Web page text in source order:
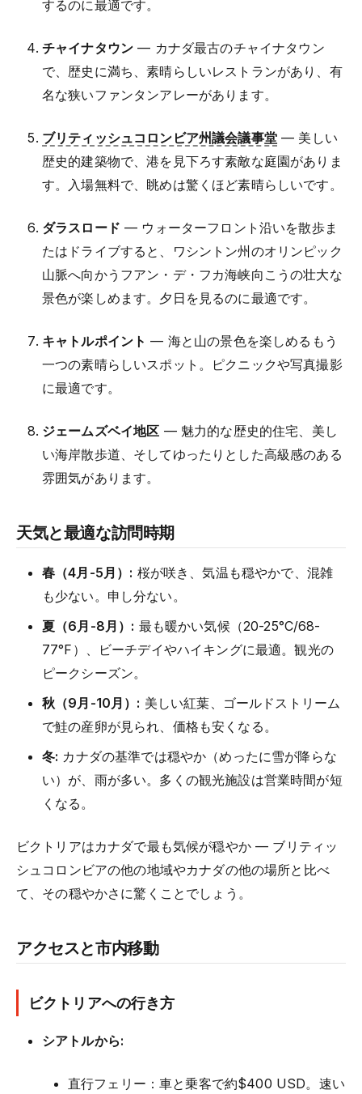
するのに最適です。
チャイナタウン — カナダ最古のチャイナタウン
で、歴史に満ち、素晴らしいレストランがあり、有
名な狭いファンタンアレーがあります。
ブリティッシュコロンビア州議会議事堂— 美しい
歴史的建築物で、港を見下ろす素敵な庭園がありま
す。入場無料で、眺めは驚くほど素晴らしいです。
ダラスロード — ウォーターフロント沿いを散歩ま
たはドライブすると、ワシントン州のオリンピック
山脈へ向かうフアン・デ・フカ海峡向こうの壮大な
景色が楽しめます。夕日を見るのに最適です。
キャトルポイント — 海と山の景色を楽しめるもう
一つの素晴らしいスポット。ピクニックや写真撮影
に最適です。
ジェームズベイ地区 — 魅力的な歴史的住宅、美し
い海岸散歩道、そしてゆったりとした高級感のある
雰囲気があります。
天気と最適な訪問時期
春（4月-5月）: 桜が咲き、気温も穏やかで、混雑
も少ない。申し分ない。
夏（6月-8月）: 最も暖かい気候（20-25°C/68-
77°F）、ビーチデイやハイキングに最適。観光の
ピークシーズン。
秋（9月-10月）: 美しい紅葉、ゴールドストリーム
で鮭の産卵が見られ、価格も安くなる。
冬: カナダの基準では穏やか（めったに雪が降らな
い）が、雨が多い。多くの観光施設は営業時間が短
くなる。
ビクトリアはカナダで最も気候が穏やか — ブリティッ
シュコロンビアの他の地域やカナダの他の場所と比べ
て、その穏やかさに驚くことでしょう。
アクセスと市内移動
ビクトリアへの行き方
シアトルから:
直行フェリー：車と乗客で約$400 USD。速い